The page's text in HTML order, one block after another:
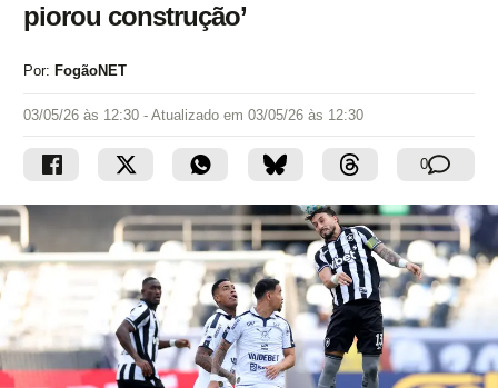
piorou construção’
Por: FogãoNET
03/05/26 às 12:30 - Atualizado em 03/05/26 às 12:30
0